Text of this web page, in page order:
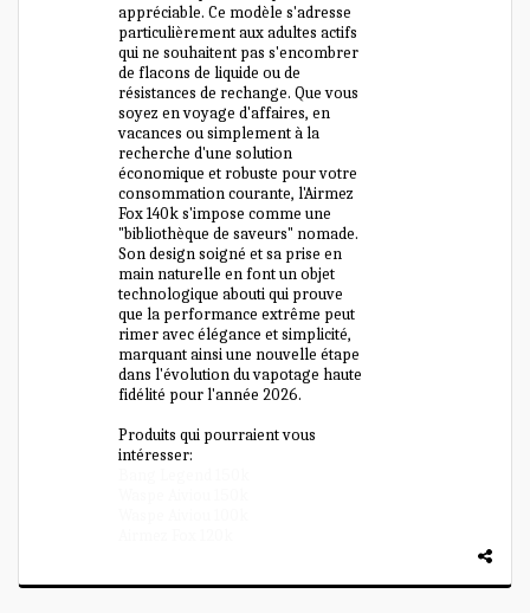
appréciable. Ce modèle s'adresse
particulièrement aux adultes actifs
qui ne souhaitent pas s'encombrer
de flacons de liquide ou de
résistances de rechange. Que vous
soyez en voyage d'affaires, en
vacances ou simplement à la
recherche d'une solution
économique et robuste pour votre
consommation courante, l'Airmez
Fox 140k s'impose comme une
"bibliothèque de saveurs" nomade.
Son design soigné et sa prise en
main naturelle en font un objet
technologique abouti qui prouve
que la performance extrême peut
rimer avec élégance et simplicité,
marquant ainsi une nouvelle étape
dans l'évolution du vapotage haute
fidélité pour l'année 2026.
Produits qui pourraient vous
intéresser: